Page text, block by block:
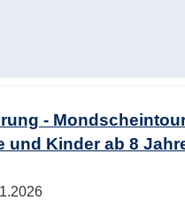
-
und Kinder ab 8